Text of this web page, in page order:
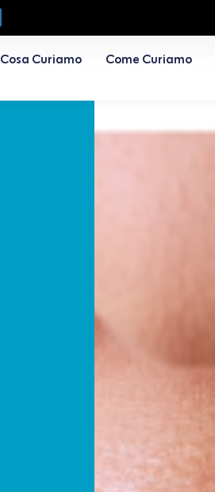
Cosa Curiamo Come Curiamo